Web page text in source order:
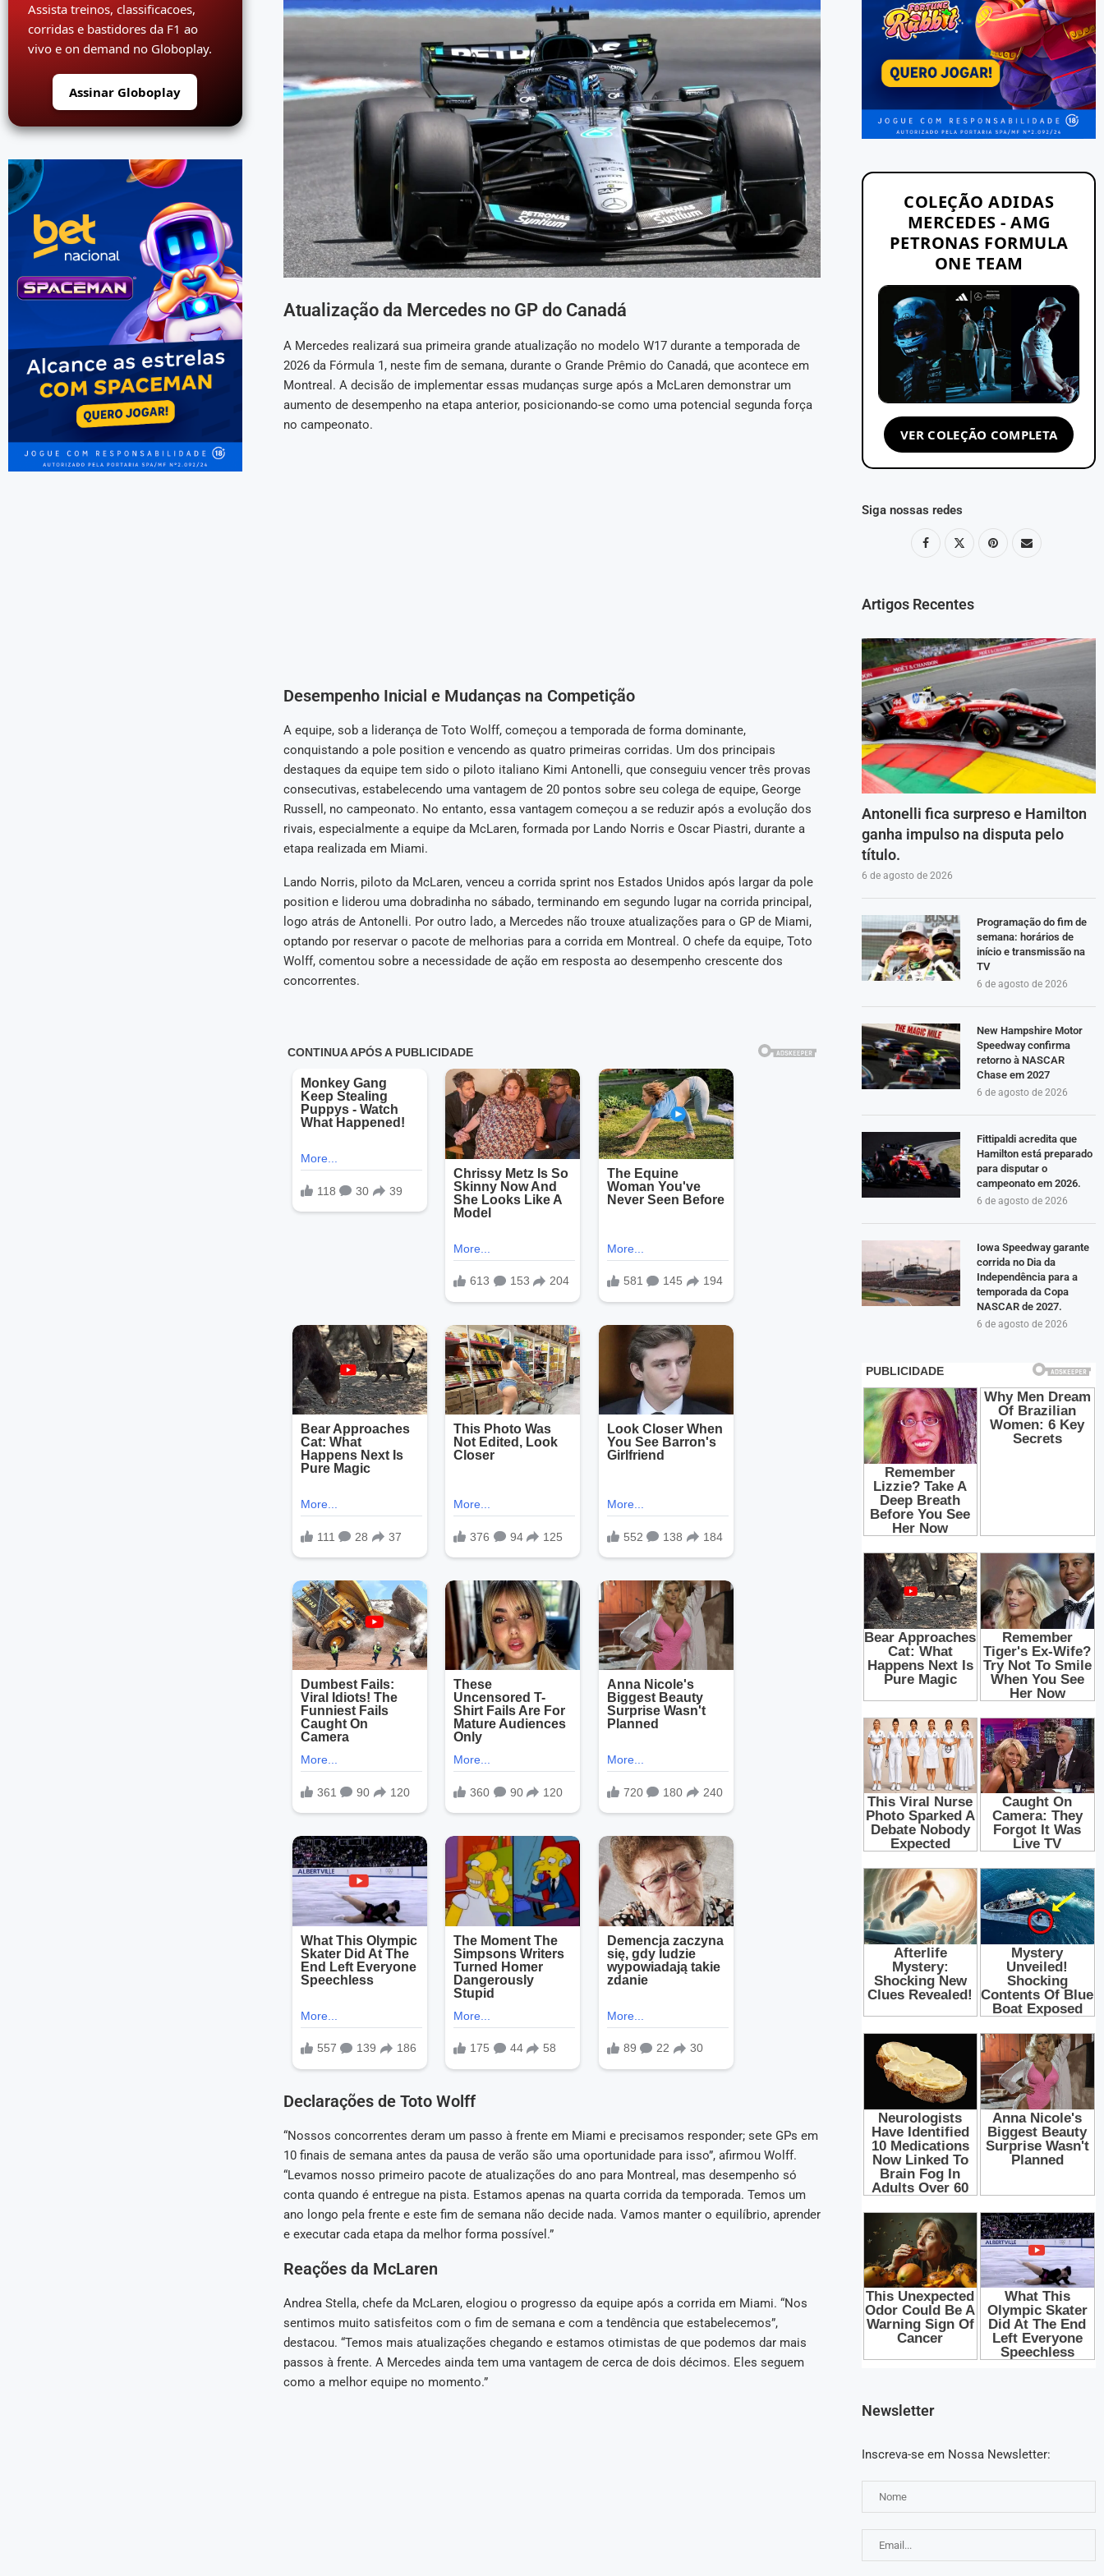
Atualização da Mercedes no GP do Canadá
A Mercedes realizará sua primeira grande atualização no modelo W17 durante a temporada de
2026 da Fórmula 1, neste fim de semana, durante o Grande Prêmio do Canadá, que acontece em
Montreal. A decisão de implementar essas mudanças surge após a McLaren demonstrar um
aumento de desempenho na etapa anterior, posicionando-se como uma potencial segunda força
no campeonato.
Desempenho Inicial e Mudanças na Competição
A equipe, sob a liderança de Toto Wolff, começou a temporada de forma dominante,
conquistando a pole position e vencendo as quatro primeiras corridas. Um dos principais
destaques da equipe tem sido o piloto italiano Kimi Antonelli, que conseguiu vencer três provas
consecutivas, estabelecendo uma vantagem de 20 pontos sobre seu colega de equipe, George
Russell, no campeonato. No entanto, essa vantagem começou a se reduzir após a evolução dos
rivais, especialmente a equipe da McLaren, formada por Lando Norris e Oscar Piastri, durante a
etapa realizada em Miami.
Lando Norris, piloto da McLaren, venceu a corrida sprint nos Estados Unidos após largar da pole
position e liderou uma dobradinha no sábado, terminando em segundo lugar na corrida principal,
logo atrás de Antonelli. Por outro lado, a Mercedes não trouxe atualizações para o GP de Miami,
optando por reservar o pacote de melhorias para a corrida em Montreal. O chefe da equipe, Toto
Wolff, comentou sobre a necessidade de ação em resposta ao desempenho crescente dos
concorrentes.
Declarações de Toto Wolff
“Nossos concorrentes deram um passo à frente em Miami e precisamos responder; sete GPs em
10 finais de semana antes da pausa de verão são uma oportunidade para isso”, afirmou Wolff.
“Levamos nosso primeiro pacote de atualizações do ano para Montreal, mas desempenho só
conta quando é entregue na pista. Estamos apenas na quarta corrida da temporada. Temos um
ano longo pela frente e este fim de semana não decide nada. Vamos manter o equilíbrio, aprender
e executar cada etapa da melhor forma possível.”
Reações da McLaren
Andrea Stella, chefe da McLaren, elogiou o progresso da equipe após a corrida em Miami. “Nos
sentimos muito satisfeitos com o fim de semana e com a tendência que estabelecemos”,
destacou. “Temos mais atualizações chegando e estamos otimistas de que podemos dar mais
passos à frente. A Mercedes ainda tem uma vantagem de cerca de dois décimos. Eles seguem
como a melhor equipe no momento.”
COLEÇÃO ADIDAS
MERCEDES - AMG
PETRONAS FORMULA
ONE TEAM
VER COLEÇÃO COMPLETA
Siga nossas redes
Artigos Recentes
Antonelli fica surpreso e Hamilton
ganha impulso na disputa pelo
título.
6 de agosto de 2026
Programação do fim de
semana: horários de
início e transmissão na
TV
6 de agosto de 2026
New Hampshire Motor
Speedway confirma
retorno à NASCAR
Chase em 2027
6 de agosto de 2026
Fittipaldi acredita que
Hamilton está preparado
para disputar o
campeonato em 2026.
6 de agosto de 2026
Iowa Speedway garante
corrida no Dia da
Independência para a
temporada da Copa
NASCAR de 2027.
6 de agosto de 2026
Newsletter
Inscreva-se em Nossa Newsletter:
Assista treinos, classificacoes,
corridas e bastidores da F1 ao
vivo e on demand no Globoplay.
Assinar Globoplay